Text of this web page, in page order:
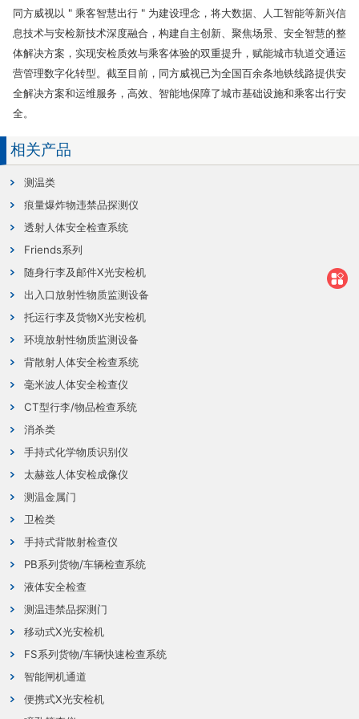
同方威视以 " 乘客智慧出行 " 为建设理念，将大数据、人工智能等新兴信
息技术与安检新技术深度融合，构建自主创新、聚焦场景、安全智慧的整
体解决方案，实现安检质效与乘客体验的双重提升，赋能城市轨道交通运
营管理数字化转型。截至目前，同方威视已为全国百余条地铁线路提供安
全解决方案和运维服务，高效、智能地保障了城市基础设施和乘客出行安
全。
相关产品
测温类
痕量爆炸物违禁品探测仪
透射人体安全检查系统
Friends系列
随身行李及邮件X光安检机
出入口放射性物质监测设备
托运行李及货物X光安检机
环境放射性物质监测设备
背散射人体安全检查系统
毫米波人体安全检查仪
CT型行李/物品检查系统
消杀类
手持式化学物质识别仪
太赫兹人体安检成像仪
测温金属门
卫检类
手持式背散射检查仪
PB系列货物/车辆检查系统
液体安全检查
测温违禁品探测门
移动式X光安检机
FS系列货物/车辆快速检查系统
智能闸机通道
便携式X光安检机